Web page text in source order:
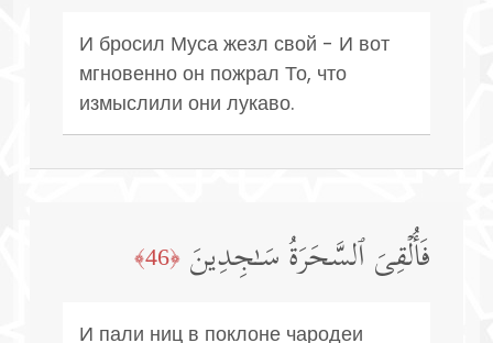
И бросил Муса жезл свой - И вот
мгновенно он пожрал То, что
измыслили они лукаво.
فَأُلۡقِیَ ٱلسَّحَرَةُ سَـٰجِدِینَ ﴿46﴾
И пали ниц в поклоне чародеи